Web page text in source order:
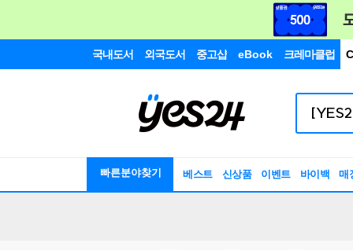
국내도서 외국도서 중고샵 eBook 크레마클럽
빠른분야찾기 베스트 신상품 이벤트 바이백 매